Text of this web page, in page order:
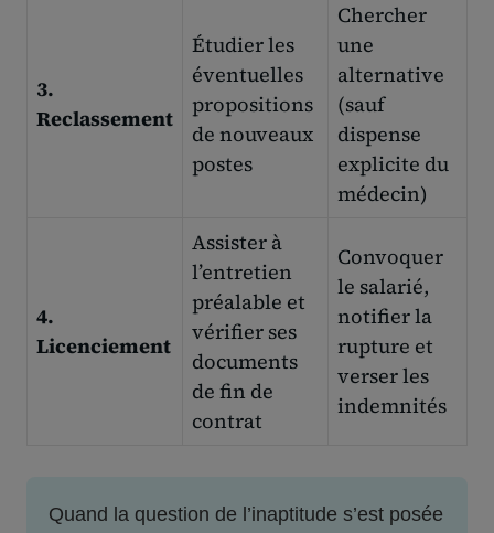
3.
Reclassement
Étudier les
éventuelles
propositions
de nouveaux
postes
Chercher
une
alternative
(sauf
dispense
explicite du
médecin)
4.
Licenciement
Assister à
l’entretien
préalable et
vérifier ses
documents
de fin de
contrat
Convoquer
le salarié,
notifier la
rupture et
verser les
indemnités
Quand la question de l’inaptitude s’est posée